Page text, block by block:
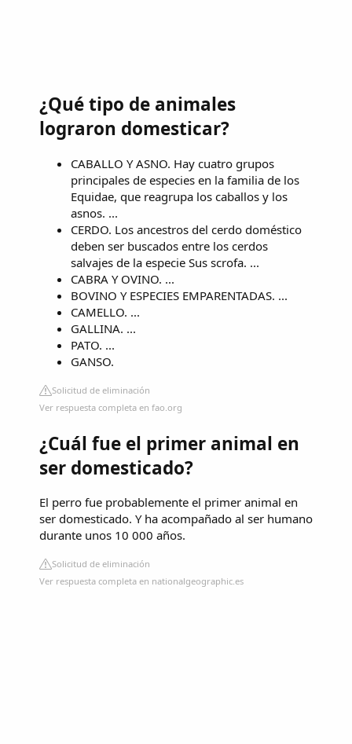
¿Qué tipo de animales
lograron domesticar?
CABALLO Y ASNO. Hay cuatro grupos
principales de especies en la familia de los
Equidae, que reagrupa los caballos y los
asnos. ...
CERDO. Los ancestros del cerdo doméstico
deben ser buscados entre los cerdos
salvajes de la especie Sus scrofa. ...
CABRA Y OVINO. ...
BOVINO Y ESPECIES EMPARENTADAS. ...
CAMELLO. ...
GALLINA. ...
PATO. ...
GANSO.
Solicitud de eliminación
Ver respuesta completa en fao.org
¿Cuál fue el primer animal en
ser domesticado?
El perro fue probablemente el primer animal en
ser domesticado. Y ha acompañado al ser humano
durante unos 10 000 años.
Solicitud de eliminación
Ver respuesta completa en nationalgeographic.es